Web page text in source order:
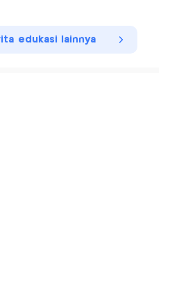
edukasi lainnya